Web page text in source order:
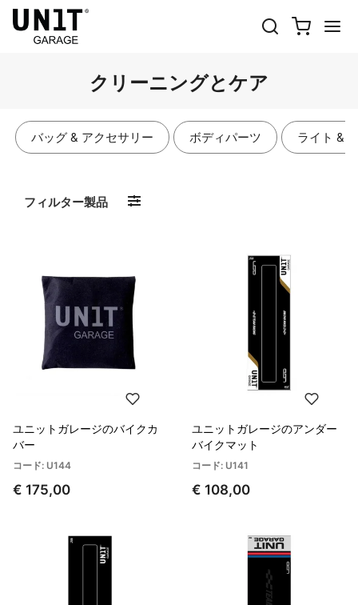
クリーニングとケア
バッグ & アクセサリー ボディパーツ ライト &
フィルター製品
ユニットガレージのバイクカ
バー
コード: U144
€ 175,00
ユニットガレージのアンダー
バイクマット
コード: U141
€ 108,00